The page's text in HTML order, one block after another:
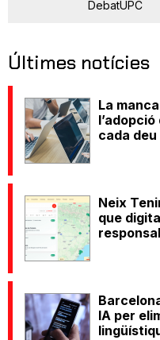
DebatUPC
Últimes notícies
La
cada
Neix
que
IA per